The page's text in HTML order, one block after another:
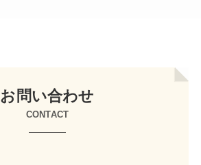
お問い合わせ
CONTACT